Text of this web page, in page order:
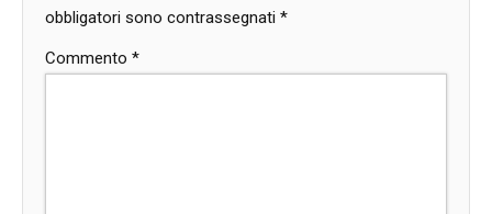
obbligatori sono contrassegnati *
Commento *